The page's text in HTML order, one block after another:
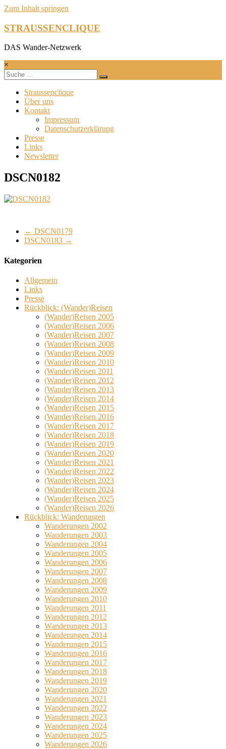
Zum Inhalt springen
STRAUSSENCLIQUE
DAS Wander-Netzwerk
×
Straussenclique
Über uns
Kontakt
Impressum
Datenschutzerklärung
Presse
Links
Newsletter
DSCN0182
← DSCN0179
DSCN0183 →
Kategorien
Allgemein
Links
Presse
Rückblick: (Wander)Reisen
(Wander)Reisen 2005
(Wander)Reisen 2006
(Wander)Reisen 2007
(Wander)Reisen 2008
(Wander)Reisen 2009
(Wander)Reisen 2010
(Wander)Reisen 2011
(Wander)Reisen 2012
(Wander)Reisen 2013
(Wander)Reisen 2014
(Wander)Reisen 2015
(Wander)Reisen 2016
(Wander)Reisen 2017
(Wander)Reisen 2018
(Wander)Reisen 2019
(Wander)Reisen 2020
(Wander)Reisen 2021
(Wander)Reisen 2022
(Wander)Reisen 2023
(Wander)Reisen 2024
(Wander)Reisen 2025
(Wander)Reisen 2026
Rückblick: Wanderungen
Wanderungen 2002
Wanderungen 2003
Wanderungen 2004
Wanderungen 2005
Wanderungen 2006
Wanderungen 2007
Wanderungen 2008
Wanderungen 2009
Wanderungen 2010
Wanderungen 2011
Wanderungen 2012
Wanderungen 2013
Wanderungen 2014
Wanderungen 2015
Wanderungen 2016
Wanderungen 2017
Wanderungen 2018
Wanderungen 2019
Wanderungen 2020
Wanderungen 2021
Wanderungen 2022
Wanderungen 2023
Wanderungen 2024
Wanderungen 2025
Wanderungen 2026